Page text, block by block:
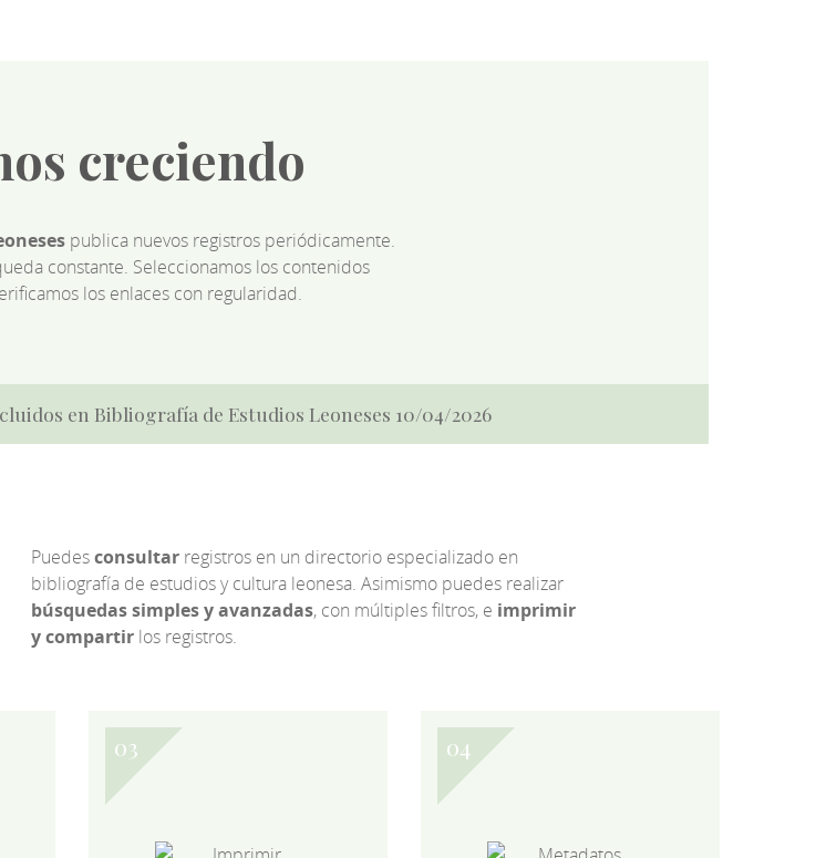
creciendo
publica nuevos registros periódicamente.
constante. Seleccionamos los contenidos
los enlaces con regularidad.
en Bibliografía de Estudios Leoneses 10/04/2026
Puedesconsultarregistros en un directorio especializado en
bibliografía de estudios y cultura leonesa. Asimismo puedes realizar
búsquedas simples y avanzadas, con múltiples filtros, e imprimir
y compartirlos registros.